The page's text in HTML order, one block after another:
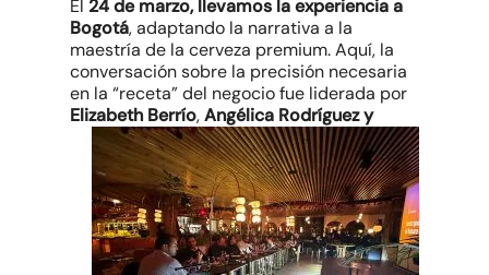
El 24 de marzo, llevamos la experiencia a
Bogotá, adaptando la narrativa a la
maestría de la cerveza premium. Aquí, la
conversación sobre la precisión necesaria
en la “receta” del negocio fue liderada por
Elizabeth Berrío,Angélica Rodríguez y